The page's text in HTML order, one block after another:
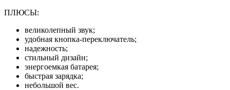
ПЛЮСЫ:
великолепный звук;
удобная кнопка-переключатель;
надежность;
стильный дизайн;
энергоемкая батарея;
быстрая зарядка;
небольшой вес.